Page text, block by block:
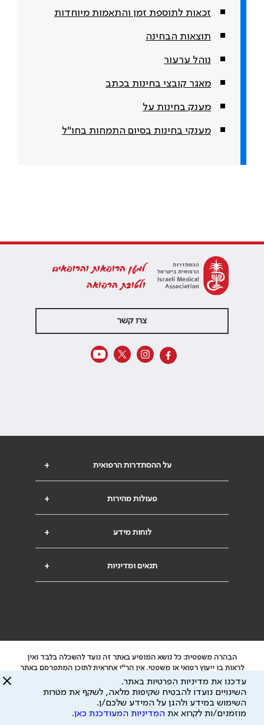
זכאות לתוספת זמן והתאמות מיוחדות
תוצאות הבחינה
נוהל ערעור
מאגר קובצי בחינות בכתב
מענק בחינות על
מענקי בחינות בסיום התמחות בחו"ל
למען הרופאות והרופאים
ולטובת הרפואה
צרו קשר
+ על ההסתדרות הרפואית
+ פעולות מהירות
+ לוחות מידע
+ תנאים ומדיניות
הבהרה משפטית: כל נושא המופיע באתר זה נועד להשכלה בלבד ואין
לראות בו ייעוץ רפואי או משפטי. אין הר"י אחראית לתוכן המתפרסם באתר
זה ולכל נזק שעלול להיגרם.
ידוע לי שהר"י אוספת ושומרת מידע אישי לצורך מתן השרות וכי חלק ממנו
עשוי להיות מועבר לצדדים שלישיים, הכל בכפוף ל
ולתנאי השימוש
עדכנו את מדיניות הפרטיות באתר.
השינויים נועדו להבטיח שקיפות מלאה, לשקף את מטרות
השימוש במידע ולהגן על המידע שלכם/ן.
מוזמנים/ות לקרוא את המדיניות המעודכנת כאן.